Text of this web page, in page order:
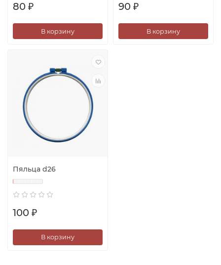
80 ₽
В корзину
90 ₽
В корзину
Пяльца d26
100 ₽
В корзину